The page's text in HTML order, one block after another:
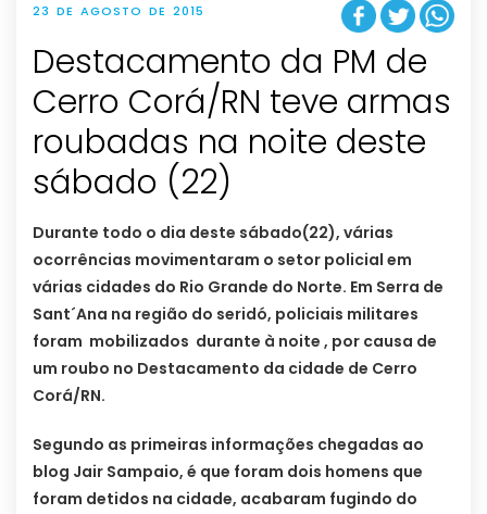
23 DE AGOSTO DE 2015
Destacamento da PM de
Cerro Corá/RN teve armas
roubadas na noite deste
sábado (22)
Durante todo o dia deste sábado(22), várias
ocorrências movimentaram o setor policial em
várias cidades do Rio Grande do Norte. Em Serra de
Sant´Ana na região do seridó, policiais militares
foram mobilizados durante à noite , por causa de
um roubo no Destacamento da cidade de Cerro
Corá/RN.
Segundo as primeiras informações chegadas ao
blog Jair Sampaio, é que foram dois homens que
foram detidos na cidade, acabaram fugindo do